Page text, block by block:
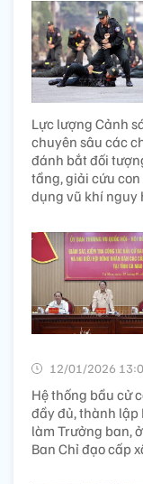
Lực lượng Cảnh
chuyên sâu các
đánh bắt đối
tầng, giải cứu
dụng vũ khí nguy
12/01/2026
Hệ thống bầu cử
đầy đủ, thành lập
làm Trưởng ban,
Ban Chỉ đạo cấp